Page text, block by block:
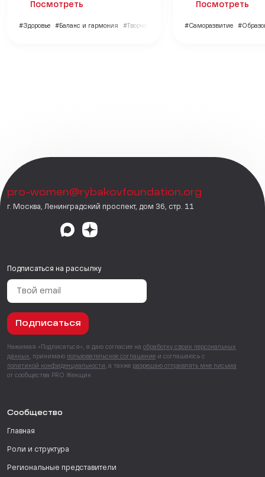
Посмотреть
#Здоровье #Баланс и гармония #Творчество
Посмотреть
#Саморазвитие
pro-women@rybakovfoundation.org
г. Москва, Ленинградский проспект, дом 36, стр. 11
Подписаться на рассылку
Подписаться
Нажимая «Подписаться», я даю согласие на обработку своих персональных
данных , принимаю пользовательское соглашение и соглашаюсь с
политикой конфиденциальности , а также разрешаю отправлять мне письма
от сообщества PRO Женщин.
Сообщество
Главная
Роли и структура
Региональные представители